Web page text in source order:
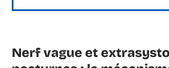
Nerf vague et